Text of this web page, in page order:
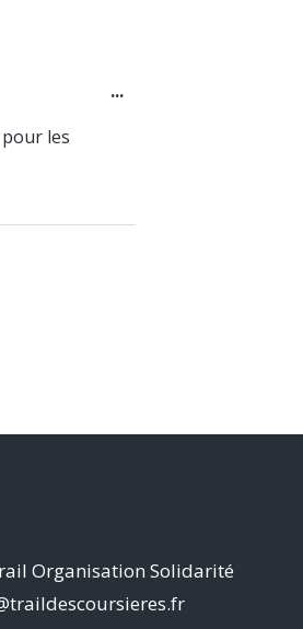
les
...
Organisation Solidarité